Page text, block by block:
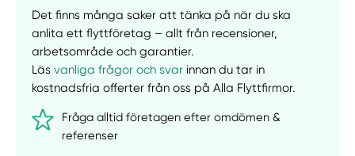
Det finns många saker att tänka på när du ska
anlita ett flyttföretag – allt från recensioner,
arbetsområde och garantier.
Läsvanliga frågor och svar innan du tar in
kostnadsfria offerter från oss på Alla Flyttfirmor.
Fråga alltid företagen efter omdömen &
referenser